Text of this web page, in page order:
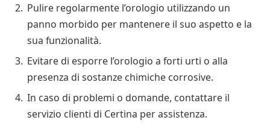
Pulire regolarmente l’orologio utilizzando un
panno morbido per mantenere il suo aspetto e la
sua funzionalità.
Evitare di esporre l’orologio a forti urti o alla
presenza di sostanze chimiche corrosive.
In caso di problemi o domande, contattare il
servizio clienti di Certina per assistenza.